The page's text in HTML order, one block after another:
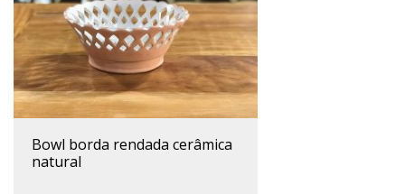
bowl borda rendada cerâmica
natural